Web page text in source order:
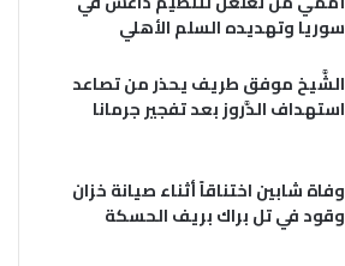
سوريا وتهديده السلم الأهلي
الشَّيخ موفق طريف يحذر من تصاعد
استهداف الدَّروز بعد تفجير جرمانا
وفاة شابين اختناقاً أثناء صيانة خزان
وقود في تل براك بريف الحسكة